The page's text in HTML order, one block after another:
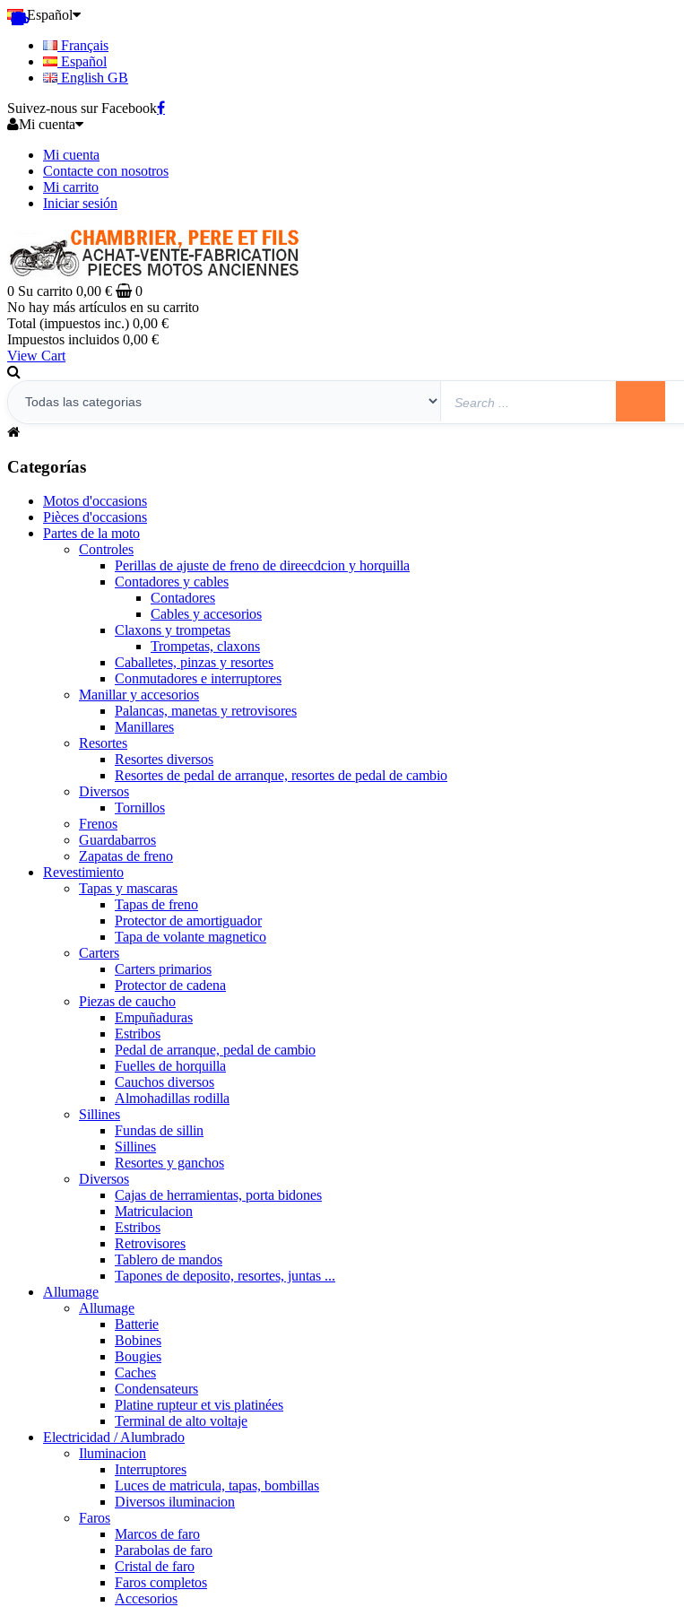
Español
Français
Español
English GB
Suivez-nous sur Facebook
Mi cuenta
Mi cuenta
Contacte con nosotros
Mi carrito
Iniciar sesión
0 Su carrito 0,00 €
0
No hay más artículos en su carrito
Total (impuestos inc.) 0,00 €
Impuestos incluidos 0,00 €
View Cart
Categorías
Motos d'occasions
Pièces d'occasions
Partes de la moto
Controles
Perillas de ajuste de freno de direecdcion y horquilla
Contadores y cables
Contadores
Cables y accesorios
Claxons y trompetas
Trompetas, claxons
Caballetes, pinzas y resortes
Conmutadores e interruptores
Manillar y accesorios
Palancas, manetas y retrovisores
Manillares
Resortes
Resortes diversos
Resortes de pedal de arranque, resortes de pedal de cambio
Diversos
Tornillos
Frenos
Guardabarros
Zapatas de freno
Revestimiento
Tapas y mascaras
Tapas de freno
Protector de amortiguador
Tapa de volante magnetico
Carters
Carters primarios
Protector de cadena
Piezas de caucho
Empuñaduras
Estribos
Pedal de arranque, pedal de cambio
Fuelles de horquilla
Cauchos diversos
Almohadillas rodilla
Sillines
Fundas de sillin
Sillines
Resortes y ganchos
Diversos
Cajas de herramientas, porta bidones
Matriculacion
Estribos
Retrovisores
Tablero de mandos
Tapones de deposito, resortes, juntas ...
Allumage
Allumage
Batterie
Bobines
Bougies
Caches
Condensateurs
Platine rupteur et vis platinées
Terminal de alto voltaje
Electricidad / Alumbrado
Iluminacion
Interruptores
Luces de matricula, tapas, bombillas
Diversos iluminacion
Faros
Marcos de faro
Parabolas de faro
Cristal de faro
Faros completos
Accesorios